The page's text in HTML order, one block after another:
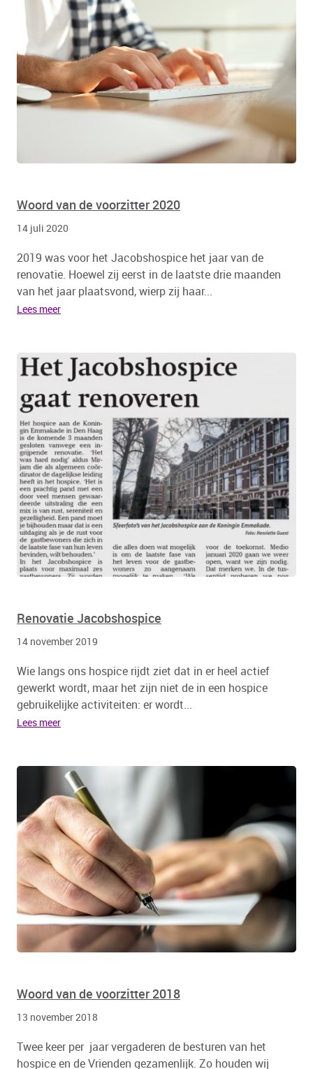
Woord van de voorzitter 2020
14 juli 2020
2019 was voor het Jacobshospice het jaar van de
renovatie. Hoewel zij eerst in de laatste drie maanden
van het jaar plaatsvond, wierp zij haar...
Lees meer
Renovatie Jacobshospice
14 november 2019
Wie langs ons hospice rijdt ziet dat in er heel actief
gewerkt wordt, maar het zijn niet de in een hospice
gebruikelijke activiteiten: er wordt...
Lees meer
Woord van de voorzitter 2018
13 november 2018
Twee keer per jaar vergaderen de besturen van het
hospice en de Vrienden gezamenlijk. Zo houden wij